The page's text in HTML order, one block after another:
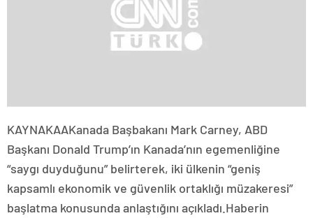
KAYNAKAAKanada Başbakanı Mark Carney, ABD
Başkanı Donald Trump’ın Kanada’nın egemenliğine
“saygı duyduğunu” belirterek, iki ülkenin “geniş
kapsamlı ekonomik ve güvenlik ortaklığı müzakeresi”
başlatma konusunda anlaştığını açıkladı. Haberin